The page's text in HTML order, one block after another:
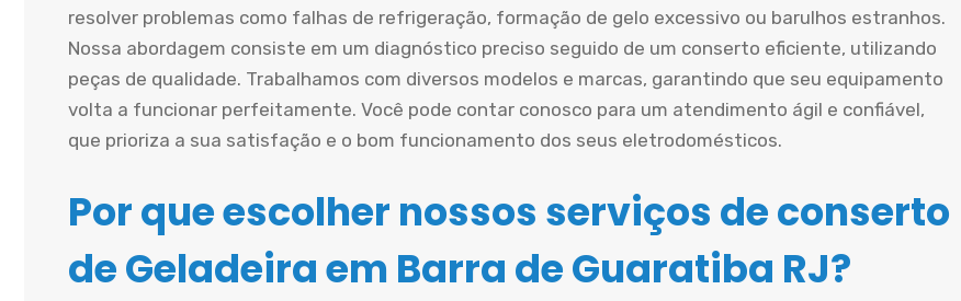
resolver problemas como falhas de refrigeração, formação de gelo excessivo ou barulhos estranhos.
Nossa abordagem consiste em um diagnóstico preciso seguido de um conserto eficiente, utilizando
peças de qualidade. Trabalhamos com diversos modelos e marcas, garantindo que seu equipamento
volta a funcionar perfeitamente. Você pode contar conosco para um atendimento ágil e confiável,
que prioriza a sua satisfação e o bom funcionamento dos seus eletrodomésticos.
Por que escolher nossos serviços de conserto
de Geladeira em Barra de Guaratiba RJ?